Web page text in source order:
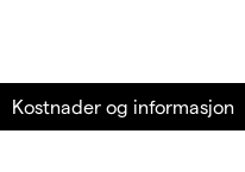
Kostnader og informasjon